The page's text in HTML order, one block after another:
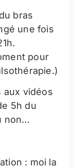
bras
une fois
pour
aux vidéos
5h du
non…
: moi la